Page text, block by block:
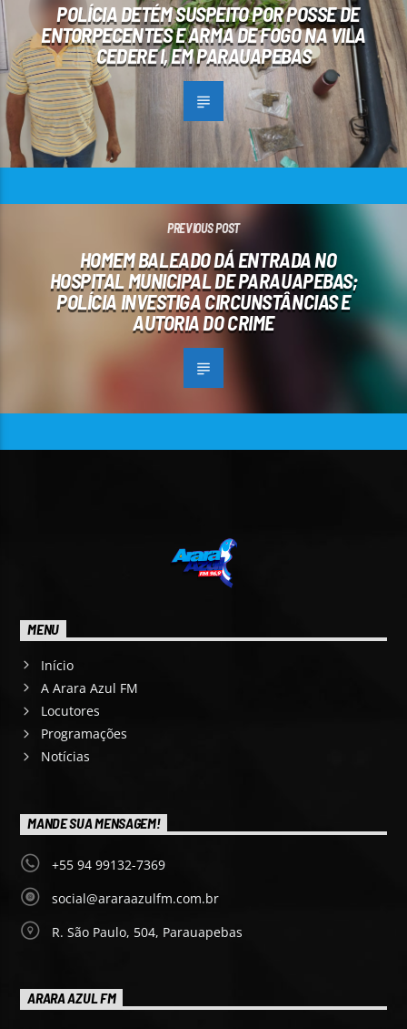
POLÍCIA DETÉM SUSPEITO POR POSSE DE
ENTORPECENTES E ARMA DE FOGO NA VILA
CEDERE I, EM PARAUAPEBAS
PREVIOUS POST
HOMEM BALEADO DÁ ENTRADA NO
HOSPITAL MUNICIPAL DE PARAUAPEBAS;
POLÍCIA INVESTIGA CIRCUNSTÂNCIAS E
AUTORIA DO CRIME
MENU
Início
A Arara Azul FM
Locutores
Programações
Notícias
MANDE SUA MENSAGEM!
+55 94 99132-7369
social@araraazulfm.com.br
R. São Paulo, 504, Parauapebas
ARARA AZUL FM